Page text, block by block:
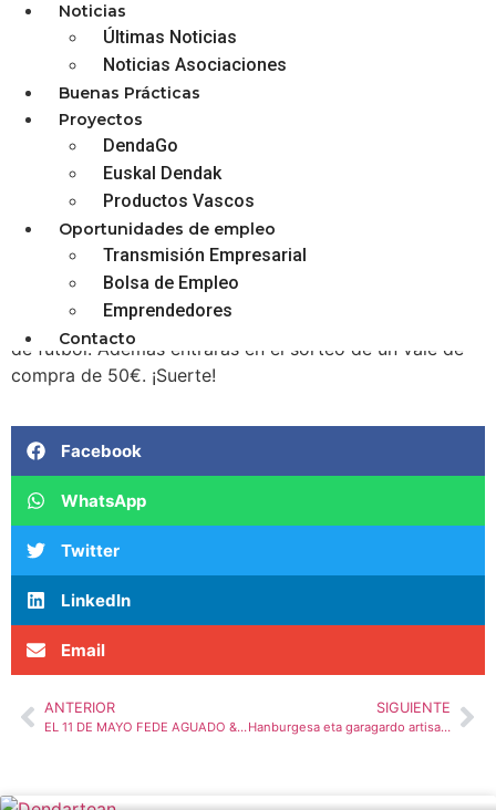
Noticias
Últimas Noticias
Noticias Asociaciones
Buenas Prácticas
Proyectos
DendaGo
Euskal Dendak
Productos Vascos
Oportunidades de empleo
Transmisión Empresarial
Bolsa de Empleo
Emprendedores
Contacto
ORDIZIAN VISA
TXARTELA : CAMPAÑA
MAYO
diciembre 3, 2025
ORDIZIA | ORDIZIAN
Paga con la Tarjeta ORDIZIAN y consigue una camiseta
de futbol. Además entrarás en el sorteo de un vale de
compra de 50€. ¡Suerte!
Facebook
WhatsApp
Twitter
LinkedIn
Email
ANTERIOR
EL 11 DE MAYO FEDE AGUADO & DANNY DEL TORO EN ARRASATE
SIGUIENTE
Hanburgesa eta garagardo artisau dastaketa egingo da larunbatean Azpeitian